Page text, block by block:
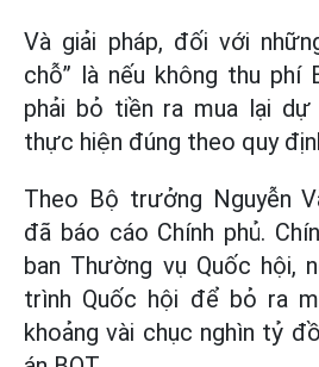
Và giải pháp, đối với
chỗ” là nếu không thu phí
phải bỏ tiền ra mua lại
thực hiện đúng theo quy
Theo Bộ trưởng Nguyễn
đã báo cáo Chính phủ.
ban Thường vụ Quốc hội,
trình Quốc hội để bỏ ra
khoảng vài chục nghìn tỷ